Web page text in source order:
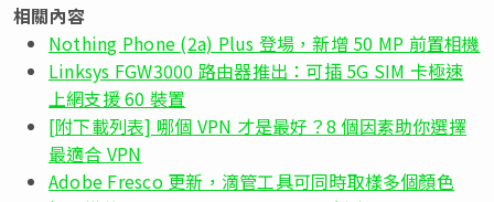
相關內容
Nothing Phone (2a) Plus 登場，新增 50 MP 前置相機
Linksys FGW3000 路由器推出：可插 5G SIM 卡極速
上網支援 60 裝置
[附下載列表] 哪個 VPN 才是最好？8 個因素助你選擇
最適合 VPN
Adobe Fresco 更新，滴管工具可同時取樣多個顏色